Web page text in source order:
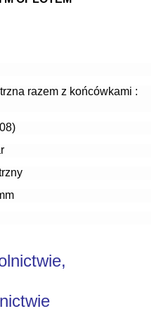
razem z końcówkami :